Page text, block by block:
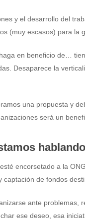
y el desarrollo del
(muy escasos) para la
en beneficio de…
Desaparece la
una propuesta y
será un
encorsetado a la
de fondos
ante
ese deseo, esa